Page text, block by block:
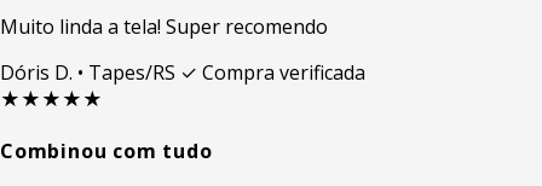
Muito linda a tela! Super recomendo
Dóris D. • Tapes/RS ✓ Compra verificada
★★★★★
Combinou com tudo